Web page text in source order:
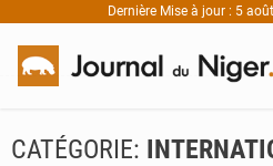
Dernière Mise à jour : 5
CATÉGORIE: